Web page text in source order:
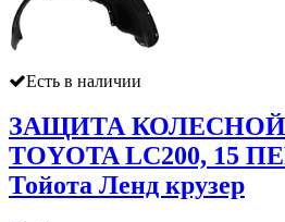
Есть в наличии
ЗАЩИТА
TOYOTA LC200, 15
Тойота Ленд крузер